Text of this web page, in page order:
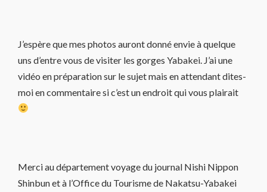
J’espère que mes photos auront donné envie à quelque
uns d’entre vous de visiter les gorges Yabakei. J’ai une
vidéo en préparation sur le sujet mais en attendant dites-
moi en commentaire si c’est un endroit qui vous plairait
Merci au département voyage du journal Nishi Nippon
Shinbun et à l’Office du Tourisme de Nakatsu-Yabakei